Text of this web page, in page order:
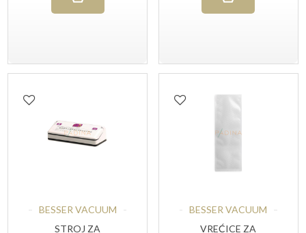
BESSER VACUUM
STROJ ZA
BESSER VACUUM
VREĆICE ZA